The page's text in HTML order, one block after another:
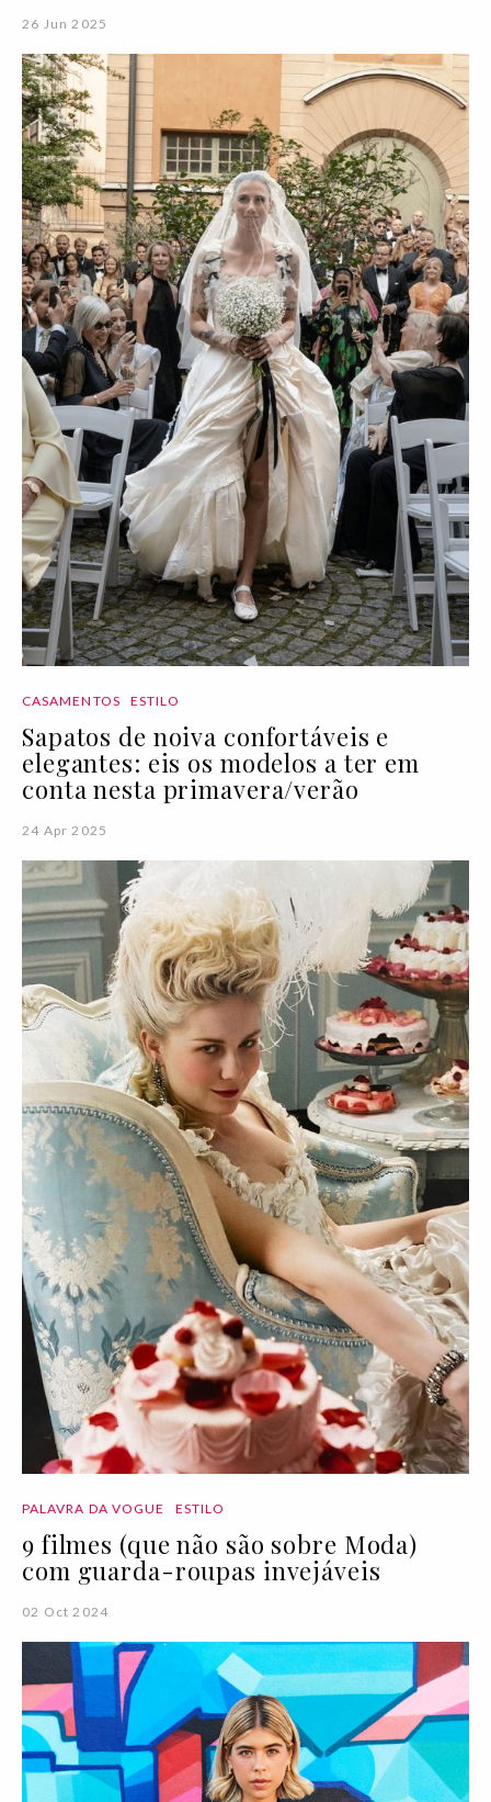
26 Jun 2025
CASAMENTOS ESTILO
Sapatos de noiva confortáveis e
elegantes: eis os modelos a ter em
conta nesta primavera/verão
24 Apr 2025
PALAVRA DA VOGUE ESTILO
9 filmes (que não são sobre Moda)
com guarda-roupas invejáveis
02 Oct 2024